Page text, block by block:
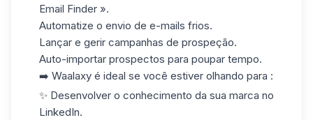
Email Finder ».
Automatize o envio de e-mails frios.
Lançar e gerir campanhas de prospeção.
Auto-importar prospectos para poupar tempo.
➡️ Waalaxy é ideal se você estiver olhando para :
✨ Desenvolver o conhecimento da sua marca no
LinkedIn.